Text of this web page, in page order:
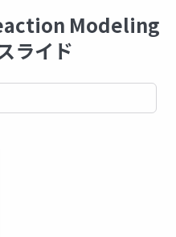
Modeling
ライド